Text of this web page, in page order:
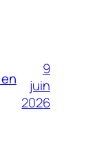
9
juin
2026